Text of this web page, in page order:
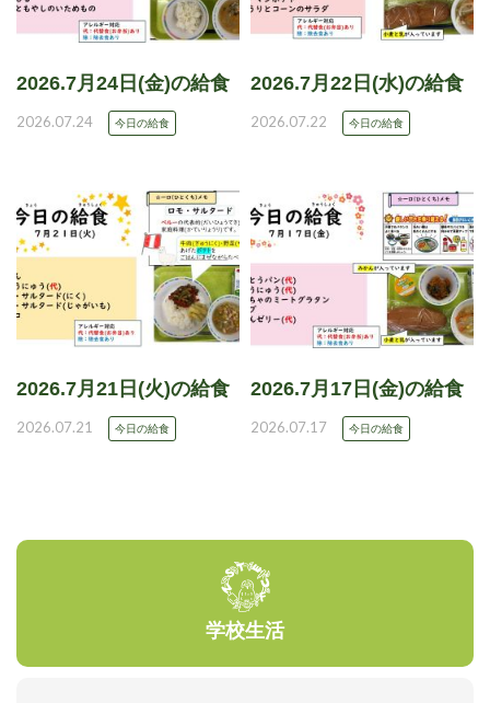
2026.7月24日(金)の給食
2026.07.24 今日の給食
2026.7月22日(水)の給食
2026.07.22 今日の給食
2026.7月21日(火)の給食
2026.07.21 今日の給食
2026.7月17日(金)の給食
2026.07.17 今日の給食
学校生活